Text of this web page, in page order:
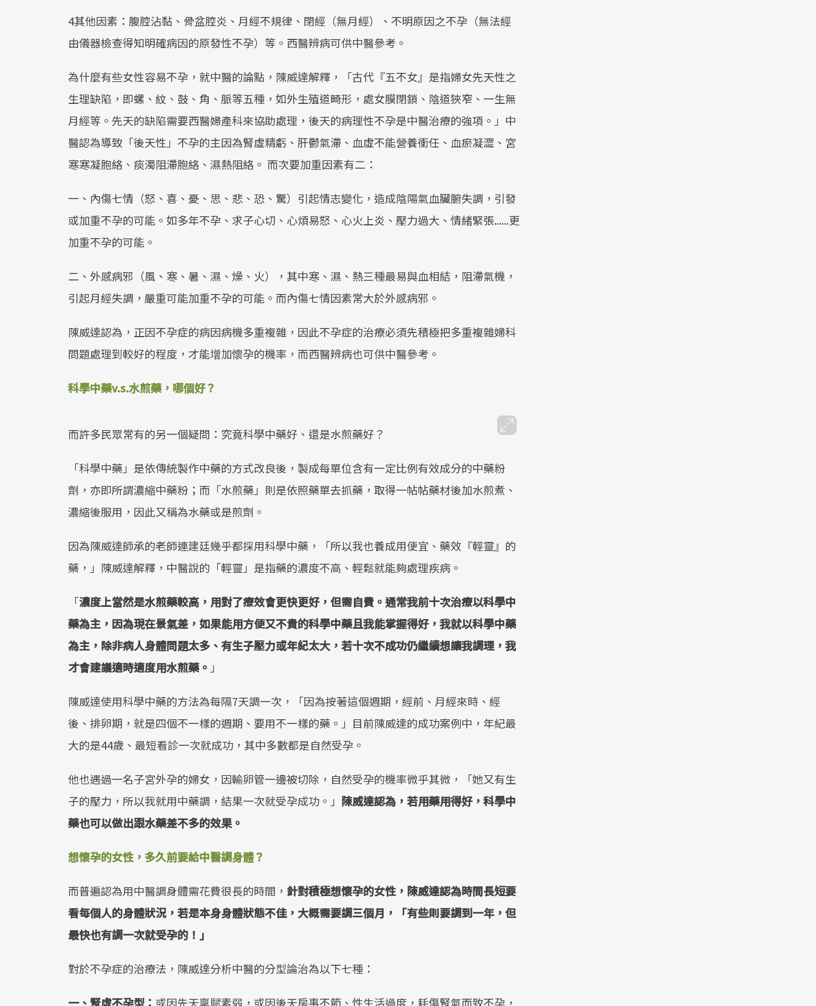
4其他因素：腹腔沾黏、骨盆腔炎、月經不規律、閉經（無月經）、不明原因之不孕（無法經
由儀器檢查得知明確病因的原發性不孕）等。西醫辨病可供中醫參考。
為什麼有些女性容易不孕，就中醫的論點，陳威達解釋，「古代『五不女』是指婦女先天性之
生理缺陷，即螺、紋、鼓、角、脈等五種，如外生殖道畸形，處女膜閉鎖、陰道狹窄、一生無
月經等。先天的缺陷需要西醫婦產科來協助處理，後天的病理性不孕是中醫治療的強項。」中
醫認為導致「後天性」不孕的主因為腎虛精虧、肝鬱氣滯、血虛不能營養衝任、血瘀凝澀、宮
寒寒凝胞絡、痰濁阻滯胞絡、濕熱阻絡。 而次要加重因素有二：
一、內傷七情（怒、喜、憂、思、悲、恐、驚）引起情志變化，造成陰陽氣血臟腑失調，引發
或加重不孕的可能。如多年不孕、求子心切、心煩易怒、心火上炎、壓力過大、情緒緊張......更
加重不孕的可能。
二、外感病邪（風、寒、暑、濕、燥、火），其中寒、濕、熱三種最易與血相結，阻滯氣機，
引起月經失調，嚴重可能加重不孕的可能。而內傷七情因素常大於外感病邪。
陳威達認為，正因不孕症的病因病機多重複雜，因此不孕症的治療必須先積極把多重複雜婦科
問題處理到較好的程度，才能增加懷孕的機率，而西醫辨病也可供中醫參考。
科學中藥v.s.水煎藥，哪個好？
而許多民眾常有的另一個疑問：究竟科學中藥好、還是水煎藥好？
「科學中藥」是依傳統製作中藥的方式改良後，製成每單位含有一定比例有效成分的中藥粉
劑，亦即所謂濃縮中藥粉；而「水煎藥」則是依照藥單去抓藥，取得一帖帖藥材後加水煎煮、
濃縮後服用，因此又稱為水藥或是煎劑。
因為陳威達師承的老師連建廷幾乎都採用科學中藥，「所以我也養成用便宜、藥效『輕靈』的
藥，」陳威達解釋，中醫說的「輕靈」是指藥的濃度不高、輕鬆就能夠處理疾病。
「濃度上當然是水煎藥較高，用對了療效會更快更好，但需自費。通常我前十次治療以科學中
藥為主，因為現在景氣差，如果能用方便又不貴的科學中藥且我能掌握得好，我就以科學中藥
為主，除非病人身體問題太多、有生子壓力或年紀太大，若十次不成功仍繼續想讓我調理，我
才會建議適時適度用水煎藥。 」
陳威達使用科學中藥的方法為每隔7天調一次，「因為按著這個週期，經前、月經來時、經
後、排卵期，就是四個不一樣的週期、要用不一樣的藥。」目前陳威達的成功案例中，年紀最
大的是44歲、最短看診一次就成功，其中多數都是自然受孕。
他也遇過一名子宮外孕的婦女，因輸卵管一邊被切除，自然受孕的機率微乎其微，「她又有生
子的壓力，所以我就用中藥調，結果一次就受孕成功。」 陳威達認為，若用藥用得好，科學中
藥也可以做出跟水藥差不多的效果。
想懷孕的女性，多久前要給中醫調身體？
而普遍認為用中醫調身體需花費很長的時間， 針對積極想懷孕的女性，陳威達認為時間長短要
看每個人的身體狀況，若是本身身體狀態不佳，大概需要調三個月，「有些則要調到一年，但
最快也有調一次就受孕的！」
對於不孕症的治療法，陳威達分析中醫的分型論治為以下七種：
一、腎虛不孕型： 或因先天稟賦素弱，或因後天房事不節、性生活過度，耗傷腎氣而致不孕，